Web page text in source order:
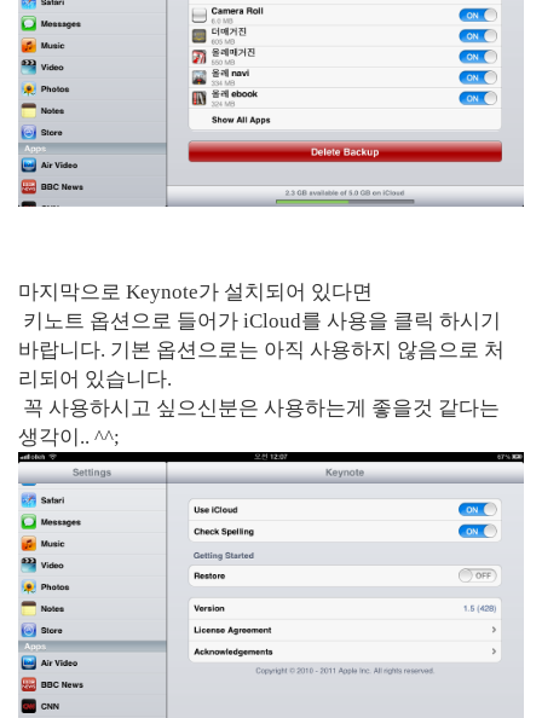
마지막으로 Keynote가 설치되어 있다면
키노트 옵션으로 들어가 iCloud를 사용을 클릭 하시기
바랍니다. 기본 옵션으로는 아직 사용하지 않음으로 처
리되어 있습니다.
꼭 사용하시고 싶으신분은 사용하는게 좋을것 같다는
생각이.. ^^;